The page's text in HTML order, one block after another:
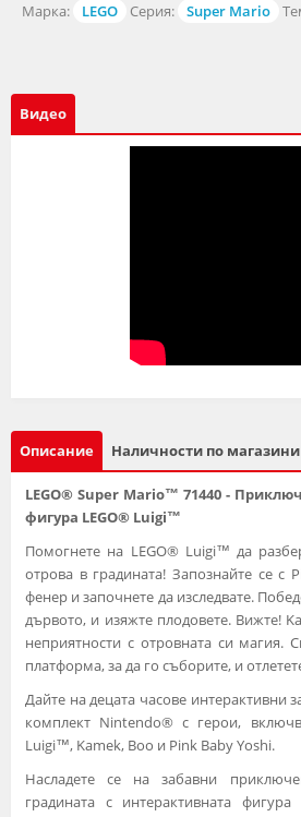
Марка:
LEGO Серия: Super Mario
Видео
Описание Наличности по магазини
LEGO® Super Mario™ 71440 -
фигура LEGO® Luigi™
Помогнете на LEGO® Luigi™ да
отрова в градината! Запознайте се с
фенер и започнете да изследвате.
дървото, и изяжте плодовете. Вижте!
неприятности с отровната си магия.
платформа, за да го съборите, и
Дайте на децата часове интерактивни
комплект Nintendo® с герои,
Luigi™, Kamek, Boo и Pink Baby Yoshi.
Насладете се на забавни
градината с интерактивната